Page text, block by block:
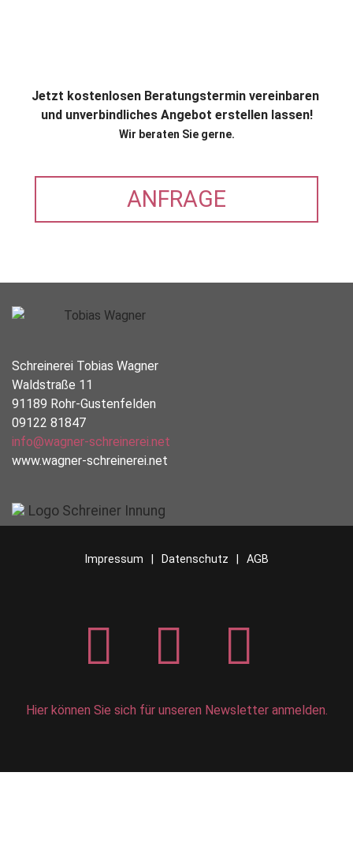
Jetzt kostenlosen Beratungstermin vereinbaren
und unverbindliches Angebot erstellen lassen!
Wir beraten Sie gerne.
ANFRAGE
Schreinerei Tobias Wagner
Waldstraße 11
91189 Rohr-Gustenfelden
09122 81847
info@wagner-schreinerei.net
www.wagner-schreinerei.net
Impressum Datenschutz AGB
Hier können Sie sich für unseren Newsletter anmelden.